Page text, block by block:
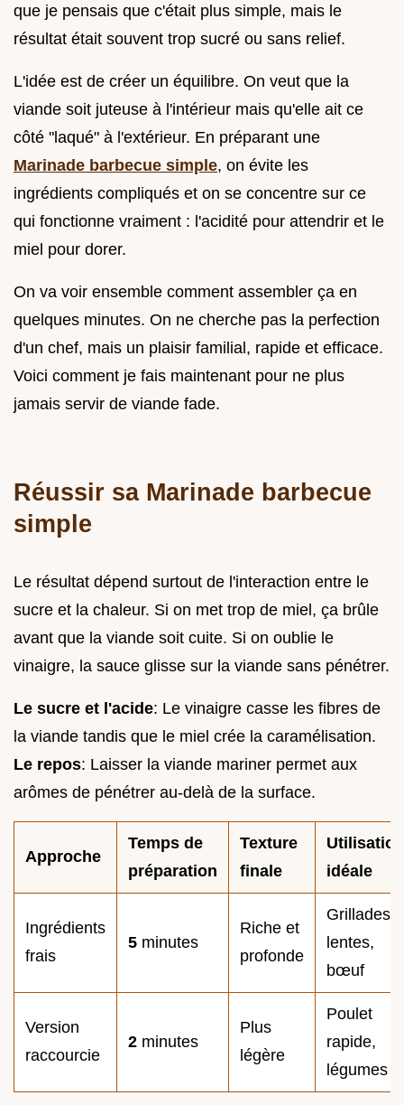
que je pensais que c'était plus simple, mais le
résultat était souvent trop sucré ou sans relief.
L'idée est de créer un équilibre. On veut que la
viande soit juteuse à l'intérieur mais qu'elle ait ce
côté "laqué" à l'extérieur. En préparant une
Marinade barbecue simple, on évite les
ingrédients compliqués et on se concentre sur ce
qui fonctionne vraiment : l'acidité pour attendrir et le
miel pour dorer.
On va voir ensemble comment assembler ça en
quelques minutes. On ne cherche pas la perfection
d'un chef, mais un plaisir familial, rapide et efficace.
Voici comment je fais maintenant pour ne plus
jamais servir de viande fade.
Réussir sa Marinade barbecue
simple
Le résultat dépend surtout de l'interaction entre le
sucre et la chaleur. Si on met trop de miel, ça brûle
avant que la viande soit cuite. Si on oublie le
vinaigre, la sauce glisse sur la viande sans pénétrer.
Le sucre et l'acide: Le vinaigre casse les fibres de
la viande tandis que le miel crée la caramélisation.
Le repos: Laisser la viande mariner permet aux
arômes de pénétrer au-delà de la surface.
Approche
Temps de
préparation
Texture
finale
Utilisation
idéale
Ingrédients
frais
5 minutes
Riche et
profonde
Grillades
lentes,
bœuf
Version
raccourcie
2 minutes
Plus
légère
Poulet
rapide,
légumes